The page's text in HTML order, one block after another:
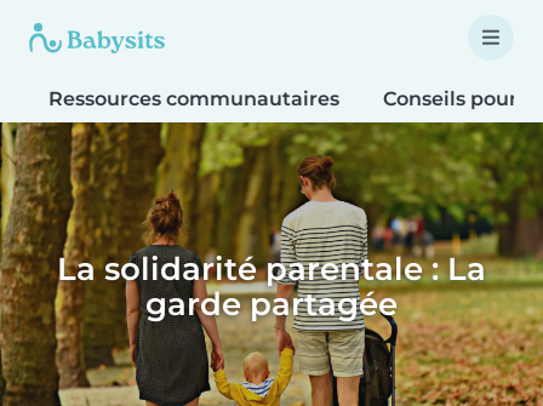
Ressources communautaires Conseils pour
La solidarité parentale : La
garde partagée